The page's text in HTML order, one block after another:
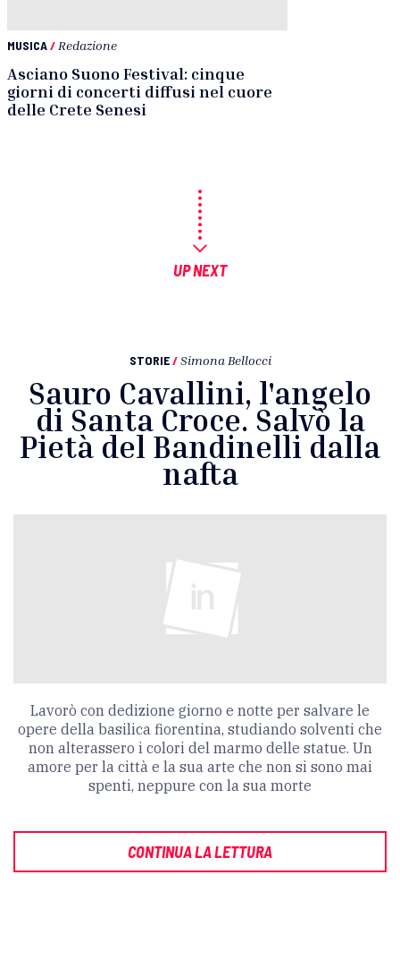
MUSICA/ Redazione
Asciano Suono Festival: cinque
giorni di concerti diffusi nel cuore
delle Crete Senesi
UP NEXT
STORIE / Simona Bellocci
Sauro Cavallini, l'angelo
di Santa Croce. Salvò la
Pietà del Bandinelli dalla
nafta
Lavorò con dedizione giorno e notte per salvare le
opere della basilica fiorentina, studiando solventi che
non alterassero i colori del marmo delle statue. Un
amore per la città e la sua arte che non si sono mai
spenti, neppure con la sua morte
CONTINUA LA LETTURA